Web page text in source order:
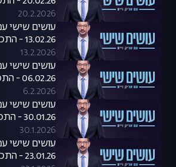
20.2.2026
עושים שישי
13.02.26 - התכנית המלאה
13.2.2026
עושים שישי
06.02.26 - התכנית המלאה
6.2.2026
עושים שישי
30.01.26 - התכנית המלאה
30.1.2026
עושים שישי
23.01.26 - התכנית המלאה